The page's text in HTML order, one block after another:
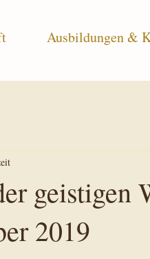
Ausbildungen &
geistigen
2019